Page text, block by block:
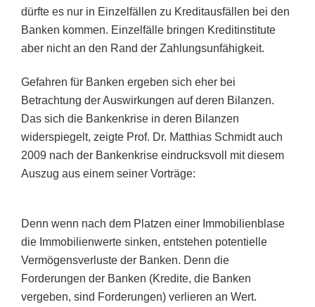
dürfte es nur in Einzelfällen zu Kreditausfällen bei den
Banken kommen. Einzelfälle bringen Kreditinstitute
aber nicht an den Rand der Zahlungsunfähigkeit.
Gefahren für Banken ergeben sich eher bei
Betrachtung der Auswirkungen auf deren Bilanzen.
Das sich die Bankenkrise in deren Bilanzen
widerspiegelt, zeigte Prof. Dr. Matthias Schmidt auch
2009 nach der Bankenkrise eindrucksvoll mit diesem
Auszug aus einem seiner Vorträge:
Denn wenn nach dem Platzen einer Immobilienblase
die Immobilienwerte sinken, entstehen potentielle
Vermögensverluste der Banken. Denn die
Forderungen der Banken (Kredite, die Banken
vergeben, sind Forderungen) verlieren an Wert.